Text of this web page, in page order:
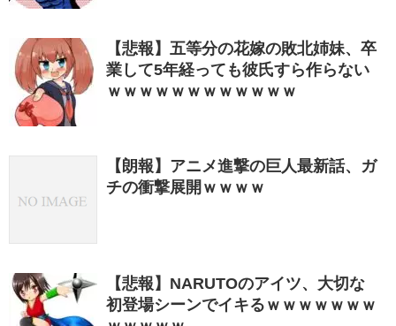
【悲報】五等分の花嫁の敗北姉妹、卒
業して5年経っても彼氏すら作らない
ｗｗｗｗｗｗｗｗｗｗｗｗ
【朗報】アニメ進撃の巨人最新話、ガ
チの衝撃展開ｗｗｗｗ
【悲報】NARUTOのアイツ、大切な
初登場シーンでイキるｗｗｗｗｗｗｗ